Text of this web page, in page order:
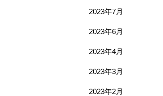
2023年7月
2023年6月
2023年4月
2023年3月
2023年2月